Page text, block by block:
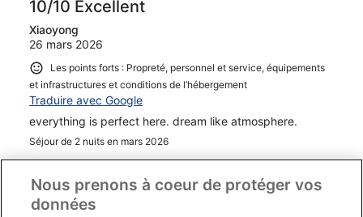
10/10 Excellent
Xiaoyong
26 mars 2026
Les points forts : Propreté, personnel et service, équipements
et infrastructures et conditions de l’hébergement
Traduire avec Google
everything is perfect here. dream like atmosphere.
Séjour de 2 nuits en mars 2026
0
Avis vérifié
Nous prenons à coeur de protéger vos
données